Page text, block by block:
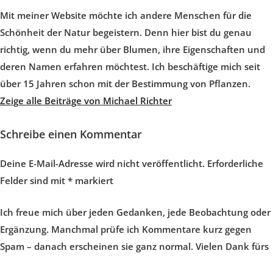
Mit meiner Website möchte ich andere Menschen für die
Schönheit der Natur begeistern. Denn hier bist du genau
richtig, wenn du mehr über Blumen, ihre Eigenschaften und
deren Namen erfahren möchtest. Ich beschäftige mich seit
über 15 Jahren schon mit der Bestimmung von Pflanzen.
Zeige alle Beiträge von Michael Richter
Schreibe einen Kommentar
Deine E-Mail-Adresse wird nicht veröffentlicht. Erforderliche
Felder sind mit * markiert
Ich freue mich über jeden Gedanken, jede Beobachtung oder
Ergänzung. Manchmal prüfe ich Kommentare kurz gegen
Spam – danach erscheinen sie ganz normal. Vielen Dank fürs